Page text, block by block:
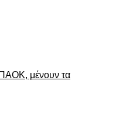
μένουν τα